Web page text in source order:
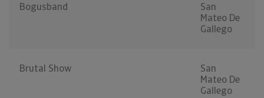
Bogusband
San
Mateo De
Gallego
Brutal Show
San
Mateo De
Gallego